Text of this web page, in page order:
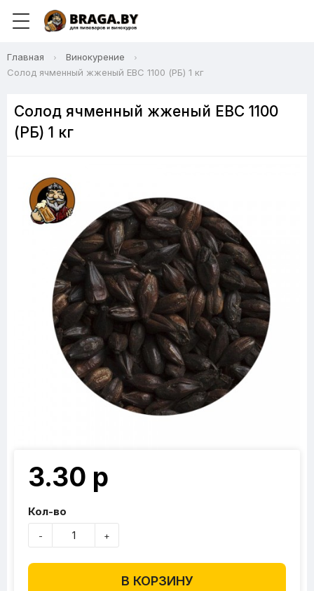
Главная
Винокурение
Солод ячменный жженый EBC 1100 (РБ) 1 кг
Солод ячменный жженый EBC 1100
(РБ) 1 кг
3.30 р
Кол-во
- +
В КОРЗИНУ